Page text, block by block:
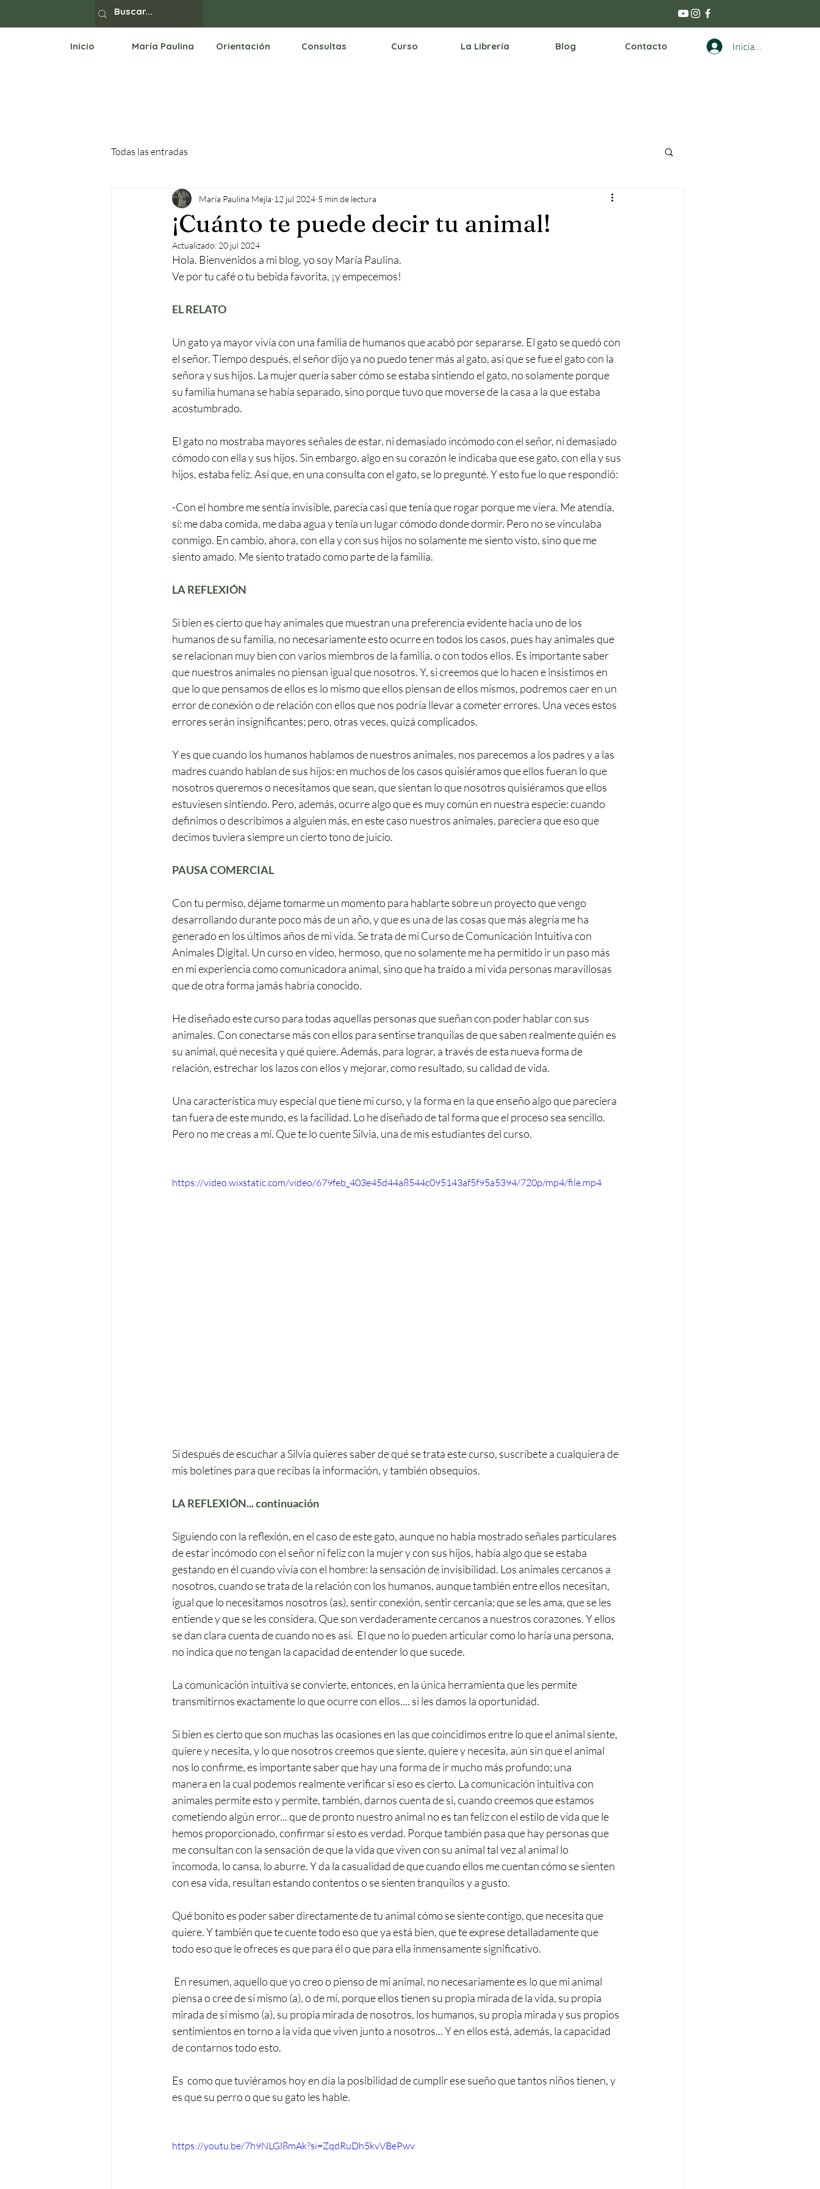
Iniciar sesión
Inicio María Paulina Orientación Consultas Curso La Librería Blog Contacto
Todas las entradas
¡Cuánto te puede decir tu animal!
María Paulina Mejía 12 jul 2024 5 min de lectura
Actualizado: 20 jul 2024
Hola. Bienvenidos a mi blog, yo soy María Paulina.
Ve por tu café o tu bebida favorita, ¡y empecemos!
EL RELATO
Un gato ya mayor vivía con una familia de humanos que acabó por separarse. El gato se quedó con
el señor. Tiempo después, el señor dijo ya no puedo tener más al gato, así que se fue el gato con la
señora y sus hijos. La mujer quería saber cómo se estaba sintiendo el gato, no solamente porque
su familia humana se había separado, sino porque tuvo que moverse de la casa a la que estaba
acostumbrado.
El gato no mostraba mayores señales de estar, ni demasiado incómodo con el señor, ni demasiado
cómodo con ella y sus hijos. Sin embargo, algo en su corazón le indicaba que ese gato, con ella y sus
hijos, estaba feliz. Así que, en una consulta con el gato, se lo pregunté. Y esto fue lo que respondió:
-Con el hombre me sentía invisible, parecía casi que tenía que rogar porque me viera. Me atendía,
sí: me daba comida, me daba agua y tenía un lugar cómodo donde dormir. Pero no se vinculaba
conmigo. En cambio, ahora, con ella y con sus hijos no solamente me siento visto, sino que me
siento amado. Me siento tratado como parte de la familia.
LA REFLEXIÓN
Si bien es cierto que hay animales que muestran una preferencia evidente hacia uno de los
humanos de su familia, no necesariamente esto ocurre en todos los casos, pues hay animales que
se relacionan muy bien con varios miembros de la familia, o con todos ellos. Es importante saber
que nuestros animales no piensan igual que nosotros. Y, si creemos que lo hacen e insistimos en
que lo que pensamos de ellos es lo mismo que ellos piensan de ellos mismos, podremos caer en un
error de conexión o de relación con ellos que nos podría llevar a cometer errores. Una veces estos
errores serán insignificantes; pero, otras veces, quizá complicados.
Y es que cuando los humanos hablamos de nuestros animales, nos parecemos a los padres y a las
madres cuando hablan de sus hijos: en muchos de los casos quisiéramos que ellos fueran lo que
nosotros queremos o necesitamos que sean, que sientan lo que nosotros quisiéramos que ellos
estuviesen sintiendo. Pero, además, ocurre algo que es muy común en nuestra especie: cuando
definimos o describimos a alguien más, en este caso nuestros animales, pareciera que eso que
decimos tuviera siempre un cierto tono de juicio.
PAUSA COMERCIAL
Con tu permiso, déjame tomarme un momento para hablarte sobre un proyecto que vengo
desarrollando durante poco más de un año, y que es una de las cosas que más alegría me ha
generado en los últimos años de mi vida. Se trata de mi Curso de Comunicación Intuitiva con
Animales Digital. Un curso en video, hermoso, que no solamente me ha permitido ir un paso más
en mi experiencia como comunicadora animal, sino que ha traído a mi vida personas maravillosas
que de otra forma jamás habría conocido.
He diseñado este curso para todas aquellas personas que sueñan con poder hablar con sus
animales. Con conectarse más con ellos para sentirse tranquilas de que saben realmente quién es
su animal, qué necesita y qué quiere. Además, para lograr, a través de esta nueva forma de
relación, estrechar los lazos con ellos y mejorar, como resultado, su calidad de vida.
Una característica muy especial que tiene mi curso, y la forma en la que enseño algo que pareciera
tan fuera de este mundo, es la facilidad. Lo he diseñado de tal forma que el proceso sea sencillo.
Pero no me creas a mí. Que te lo cuente Silvia, una de mis estudiantes del curso.
https://video.wixstatic.com/video/679feb_403e45d44a8544c095143af5f95a5394/720p/mp4/file.mp4
Si después de escuchar a Silvia quieres saber de qué se trata este curso, suscríbete a cualquiera de
mis boletines para que recibas la información, y también obsequios.
LA REFLEXIÓN... continuación
Siguiendo con la reflexión, en el caso de este gato, aunque no había mostrado señales particulares
de estar incómodo con el señor ni feliz con la mujer y con sus hijos, había algo que se estaba
gestando en él cuando vivía con el hombre: la sensación de invisibilidad. Los animales cercanos a
nosotros, cuando se trata de la relación con los humanos, aunque también entre ellos necesitan,
igual que lo necesitamos nosotros (as), sentir conexión, sentir cercanía; que se les ama, que se les
entiende y que se les considera. Que son verdaderamente cercanos a nuestros corazones. Y ellos
se dan clara cuenta de cuando no es así.  El que no lo pueden articular como lo haría una persona,
no indica que no tengan la capacidad de entender lo que sucede.
La comunicación intuitiva se convierte, entonces, en la única herramienta que les permite
transmitirnos exactamente lo que ocurre con ellos.... si les damos la oportunidad.
Si bien es cierto que son muchas las ocasiones en las que coincidimos entre lo que el animal siente,
quiere y necesita, y lo que nosotros creemos que siente, quiere y necesita, aún sin que el animal
nos lo confirme, es importante saber que hay una forma de ir mucho más profundo; una
manera en la cual podemos realmente verificar si eso es cierto. La comunicación intuitiva con
animales permite esto y permite, también, darnos cuenta de si, cuando creemos que estamos
cometiendo algún error... que de pronto nuestro animal no es tan feliz con el estilo de vida que le
hemos proporcionado, confirmar si esto es verdad. Porque también pasa que hay personas que
me consultan con la sensación de que la vida que viven con su animal tal vez al animal lo
incomoda, lo cansa, lo aburre. Y da la casualidad de que cuando ellos me cuentan cómo se sienten
con esa vida, resultan estando contentos o se sienten tranquilos y a gusto.
Qué bonito es poder saber directamente de tu animal cómo se siente contigo, que necesita que
quiere. Y también que te cuente todo eso que ya está bien, que te exprese detalladamente que
todo eso que le ofreces es que para él o que para ella inmensamente significativo.
En resumen, aquello que yo creo o pienso de mi animal, no necesariamente es lo que mi animal
piensa o cree de sí mismo (a), o de mí, porque ellos tienen su propia mirada de la vida, su propia
mirada de sí mismo (a), su propia mirada de nosotros, los humanos, su propia mirada y sus propios
sentimientos en torno a la vida que viven junto a nosotros... Y en ellos está, además, la capacidad
de contarnos todo esto.
Es  como que tuviéramos hoy en día la posibilidad de cumplir ese sueño que tantos niños tienen, y
es que su perro o que su gato les hable.
https://youtu.be/7h9NLGl8mAk?si=ZqdRuDh5kvVBePwv